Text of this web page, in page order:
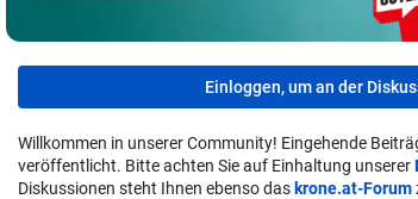
Einloggen, um an der
Willkommen in unserer Community! Eingehende
veröffentlicht. Bitte achten Sie auf Einhaltung unserer
Diskussionen steht Ihnen ebenso das krone.at-Forum